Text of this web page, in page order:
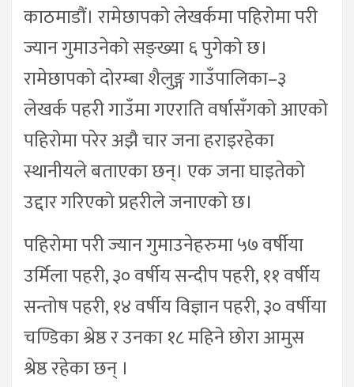
काठमाडौं। रामेछापको लेखर्कमा पहिरोमा परी
ज्यान गुमाउनेको सङ्ख्या ६ पुगेको छ।
रामेछापको दोरम्बा शैलुङ्ग गाउँपालिका–३
लेखर्क पहरी गाउँमा गएराति वर्षासँगको आएको
पहिरोमा परेर अझै चार जना हराइरहेका
स्थानीयले बताएका छन्। एक जना घाइतेको
उद्दार गरिएको प्रहरीले जनाएको छ।
पहिरोमा परी ज्यान गुमाउनेहरुमा ५७ वर्षीया
उर्मिला पहरी, ३० वर्षीय सन्दीप पहरी, ११ वर्षीय
सन्तोष पहरी, १४ वर्षीय विज्ञान पहरी, ३० वर्षीया
चण्डिका श्रेष्ठ र उनका १८ महिने छोरा आमुस
श्रेष्ठ रहेका छन् ।